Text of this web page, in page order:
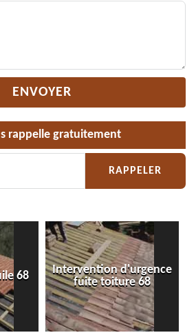
rappelle gratuitement
68
Intervention d'urgence
fuite toiture 68